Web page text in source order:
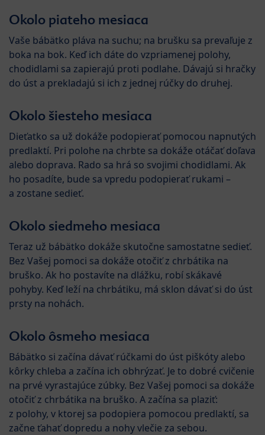
Okolo piateho mesiaca
Vaše bábätko pláva na suchu; na brušku sa prevaľuje z
boka na bok. Keď ich dáte do vzpriamenej polohy,
chodidlami sa zapierajú proti podlahe. Dávajú si hračky
do úst a prekladajú si ich z jednej rúčky do druhej.
Okolo šiesteho mesiaca
Dieťatko sa už dokáže podopierať pomocou napnutých
predlaktí. Pri polohe na chrbte sa dokáže otáčať doľava
alebo doprava. Rado sa hrá so svojimi chodidlami. Ak
ho posadíte, bude sa vpredu podopierať rukami –
a zostane sedieť.
Okolo siedmeho mesiaca
Teraz už bábätko dokáže skutočne samostatne sedieť.
Bez Vašej pomoci sa dokáže otočiť z chrbátika na
bruško. Ak ho postavíte na dlážku, robí skákavé
pohyby. Keď leží na chrbátiku, má sklon dávať si do úst
prsty na nohách.
Okolo ôsmeho mesiaca
Bábätko si začína dávať rúčkami do úst piškóty alebo
kôrky chleba a začína ich obhrýzať. Je to dobré cvičenie
na prvé vyrastajúce zúbky. Bez Vašej pomoci sa dokáže
otočiť z chrbátika na bruško. A začína sa plaziť:
z polohy, v ktorej sa podopiera pomocou predlaktí, sa
začne ťahať dopredu a nohy vlečie za sebou.